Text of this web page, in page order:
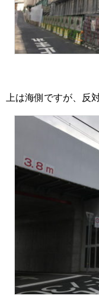
上は海側ですが、反